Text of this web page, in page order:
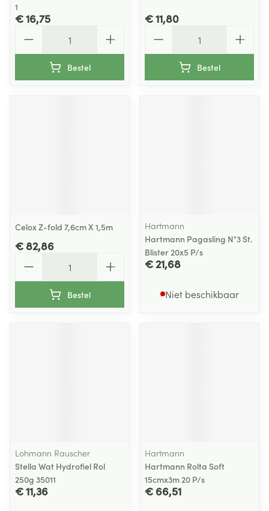
1
€ 16,75
Bestel
€ 11,80
Bestel
Celox Z-fold 7,6cm X 1,5m
€ 82,86
Bestel
Hartmann
Hartmann Pagasling N°3 St.
Blister 20x5 P/s
€ 21,68
Niet beschikbaar
Lohmann Rauscher
Stella Wat Hydrofiel Rol
250g 35011
€ 11,36
Hartmann
Hartmann Rolta Soft
15cmx3m 20 P/s
€ 66,51